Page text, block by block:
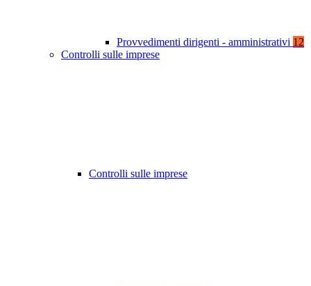
Provvedimenti dirigenti - amministrativi 12
Controlli sulle imprese
Controlli sulle imprese